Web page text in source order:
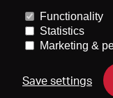
Données médiatiques
Conditions
Functionality
Statistics
Marketing &
Save settings